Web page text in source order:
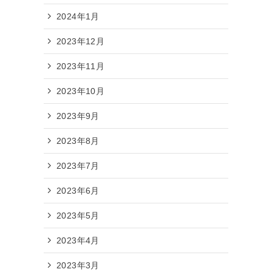
2024年1月
2023年12月
2023年11月
2023年10月
2023年9月
2023年8月
2023年7月
2023年6月
2023年5月
2023年4月
2023年3月